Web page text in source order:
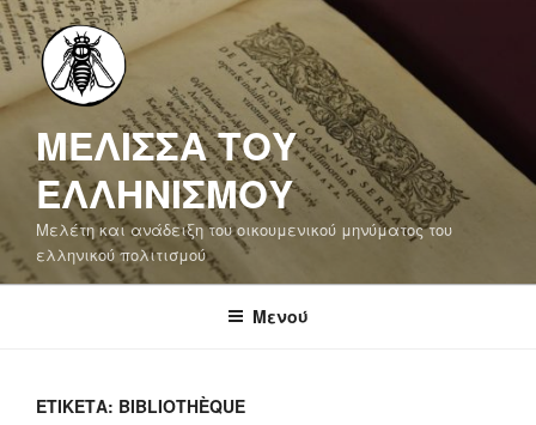
Μετάβαση
στο
περιεχόμενο
ΜΕΛΙΣΣΑ ΤΟΥ
ΕΛΛΗΝΙΣΜΟΥ
Μελέτη και ανάδειξη του οικουμενικού μηνύματος του
ελληνικού πολιτισμού
Μενού
ΕΤΙΚΈΤΑ: BIBLIOTHÈQUE